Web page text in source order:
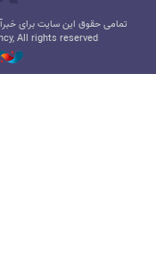
تمامی حقوق این سایت برای
All rights reserved